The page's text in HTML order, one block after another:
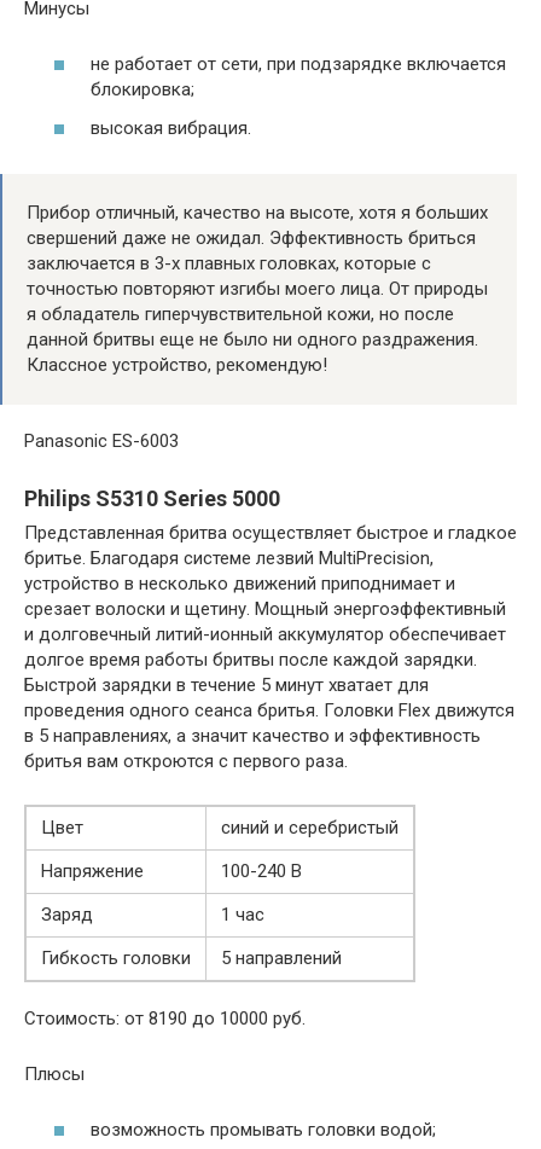
Минусы
не работает от сети, при подзарядке включается
блокировка;
высокая вибрация.
Прибор отличный, качество на высоте, хотя я больших
свершений даже не ожидал. Эффективность бриться
заключается в 3-х плавных головках, которые с
точностью повторяют изгибы моего лица. От природы
я обладатель гиперчувствительной кожи, но после
данной бритвы еще не было ни одного раздражения.
Классное устройство, рекомендую!
Panasonic ES-6003
Philips S5310 Series 5000
Представленная бритва осуществляет быстрое и гладкое
бритье. Благодаря системе лезвий MultiPrecision,
устройство в несколько движений приподнимает и
срезает волоски и щетину. Мощный энергоэффективный
и долговечный литий-ионный аккумулятор обеспечивает
долгое время работы бритвы после каждой зарядки.
Быстрой зарядки в течение 5 минут хватает для
проведения одного сеанса бритья. Головки Flex движутся
в 5 направлениях, а значит качество и эффективность
бритья вам откроются с первого раза.
Цвет
синий и серебристый
Напряжение
100-240 В
Заряд
1 час
Гибкость головки
5 направлений
Стоимость: от 8190 до 10000 руб.
Плюсы
возможность промывать головки водой;